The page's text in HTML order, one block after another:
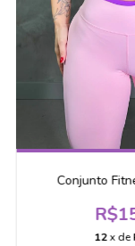
Conjunto
12x de